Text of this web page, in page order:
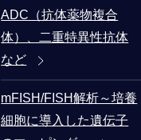
ADC（抗体薬物複合
体）、二重特異性抗体
など
mFISH/FISH解析～培養
細胞に導入した遺伝子